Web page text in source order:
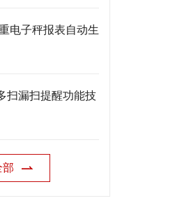
电子秤报表自动生
扫漏扫提醒功能技
部